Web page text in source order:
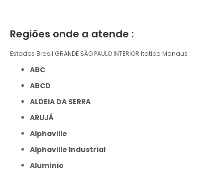
Regiões onde a atende :
Estados Brasil GRANDE SÃO PAULO INTERIOR Itatiba Manaus
ABC
ABCD
ALDEIA DA SERRA
ARUJÁ
Alphaville
Alphaville Industrial
Alumínio